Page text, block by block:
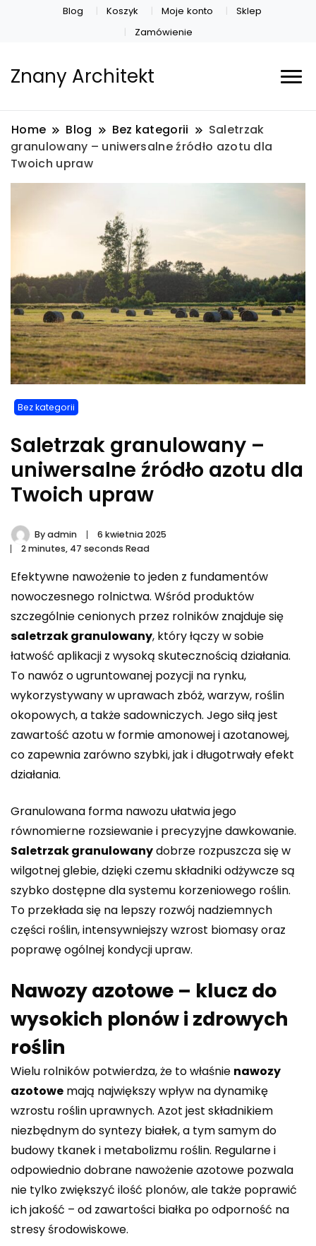
Blog Koszyk Moje konto
Sklep
Zamówienie
Znany Architekt
Home Blog Bez kategorii
Saletrzak
granulowany – uniwersalne źródło azotu dla
Twoich upraw
Bez kategorii
Saletrzak granulowany –
uniwersalne źródło azotu dla
Twoich upraw
Byadmin
6 kwietnia 2025
2 minutes, 47 seconds Read
Efektywne nawożenie to jeden z fundamentów
nowoczesnego rolnictwa. Wśród produktów
szczególnie cenionych przez rolników znajduje się
saletrzak granulowany, który łączy w sobie
łatwość aplikacji z wysoką skutecznością działania.
To nawóz o ugruntowanej pozycji na rynku,
wykorzystywany w uprawach zbóż, warzyw, roślin
okopowych, a także sadowniczych. Jego siłą jest
zawartość azotu w formie amonowej i azotanowej,
co zapewnia zarówno szybki, jak i długotrwały efekt
działania.
Granulowana forma nawozu ułatwia jego
równomierne rozsiewanie i precyzyjne dawkowanie.
Saletrzak granulowanydobrze rozpuszcza się w
wilgotnej glebie, dzięki czemu składniki odżywcze są
szybko dostępne dla systemu korzeniowego roślin.
To przekłada się na lepszy rozwój nadziemnych
części roślin, intensywniejszy wzrost biomasy oraz
poprawę ogólnej kondycji upraw.
Nawozy azotowe – klucz do
wysokich plonów i zdrowych
roślin
Wielu rolników potwierdza, że to właśnie nawozy
azotowe mają największy wpływ na dynamikę
wzrostu roślin uprawnych. Azot jest składnikiem
niezbędnym do syntezy białek, a tym samym do
budowy tkanek i metabolizmu roślin. Regularne i
odpowiednio dobrane nawożenie azotowe pozwala
nie tylko zwiększyć ilość plonów, ale także poprawić
ich jakość – od zawartości białka po odporność na
stresy środowiskowe.